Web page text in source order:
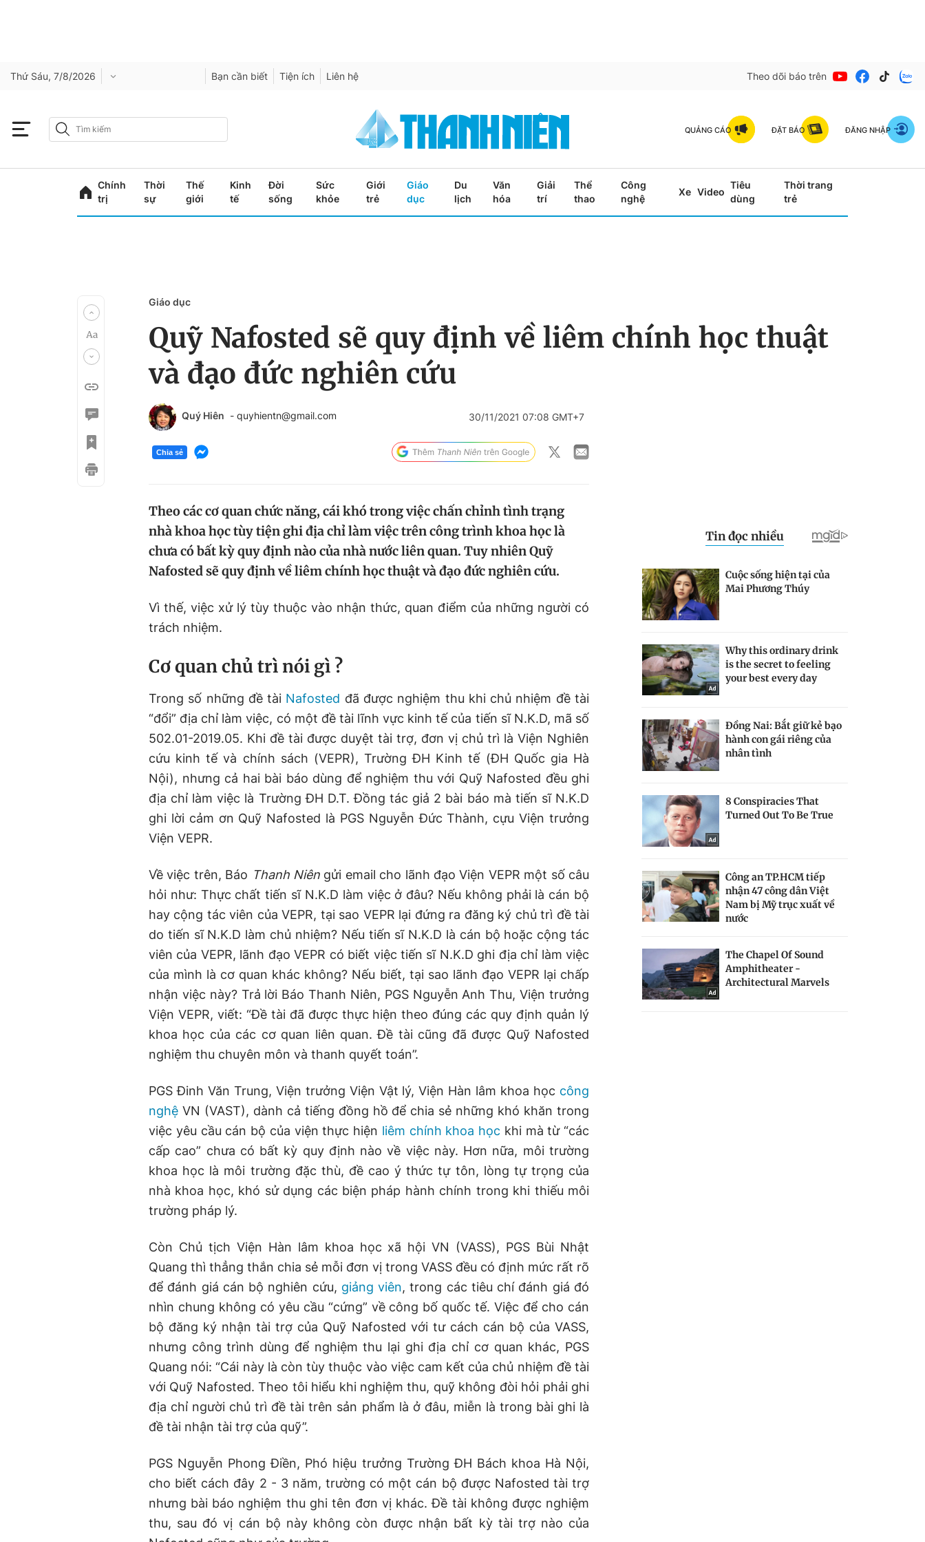
Thứ Sáu, 7/8/2026 Bạn cần biết Tiện ích Liên hệ Theo dõi báo trên
QUẢNG CÁO ĐẶT BÁO ĐĂNG NHẬP
Chính
trị
Thời
sự
Thế
giới
Kinh
tế
Đời
sống
Sức
khỏe
Giới
trẻ
Giáo
dục
Du
lịch
Văn
hóa
Giải
trí
Thể
thao
Công
nghệ
Xe Video
Tiêu
dùng
Thời trang
trẻ
Giáo dục
Quỹ Nafosted sẽ quy định về liêm chính học thuật
và đạo đức nghiên cứu
Quý Hiên - quyhientn@gmail.com 30/11/2021 07:08 GMT+7
Chia sẻ
Theo các cơ quan chức năng, cái khó trong việc chấn chỉnh tình trạng
nhà khoa học tùy tiện ghi địa chỉ làm việc trên công trình khoa học là
chưa có bất kỳ quy định nào của nhà nước liên quan. Tuy nhiên Quỹ
Nafosted sẽ quy định về liêm chính học thuật và đạo đức nghiên cứu.
Vì thế, việc xử lý tùy thuộc vào nhận thức, quan điểm của những người có
trách nhiệm.
Cơ quan chủ trì nói gì ?
Trong số những đề tài Nafosted đã được nghiệm thu khi chủ nhiệm đề tài
“đổi” địa chỉ làm việc, có một đề tài lĩnh vực kinh tế của tiến sĩ N.K.D, mã số
502.01-2019.05. Khi đề tài được duyệt tài trợ, đơn vị chủ trì là Viện Nghiên
cứu kinh tế và chính sách (VEPR), Trường ĐH Kinh tế (ĐH Quốc gia Hà
Nội), nhưng cả hai bài báo dùng để nghiệm thu với Quỹ Nafosted đều ghi
địa chỉ làm việc là Trường ĐH D.T. Đồng tác giả 2 bài báo mà tiến sĩ N.K.D
ghi lời cảm ơn Quỹ Nafosted là PGS Nguyễn Đức Thành, cựu Viện trưởng
Viện VEPR.
Về việc trên, Báo Thanh Niên gửi email cho lãnh đạo Viện VEPR một số câu
hỏi như: Thực chất tiến sĩ N.K.D làm việc ở đâu? Nếu không phải là cán bộ
hay cộng tác viên của VEPR, tại sao VEPR lại đứng ra đăng ký chủ trì đề tài
do tiến sĩ N.K.D làm chủ nhiệm? Nếu tiến sĩ N.K.D là cán bộ hoặc cộng tác
viên của VEPR, lãnh đạo VEPR có biết việc tiến sĩ N.K.D ghi địa chỉ làm việc
của mình là cơ quan khác không? Nếu biết, tại sao lãnh đạo VEPR lại chấp
nhận việc này? Trả lời Báo Thanh Niên, PGS Nguyễn Anh Thu, Viện trưởng
Viện VEPR, viết: “Đề tài đã được thực hiện theo đúng các quy định quản lý
khoa học của các cơ quan liên quan. Đề tài cũng đã được Quỹ Nafosted
nghiệm thu chuyên môn và thanh quyết toán”.
PGS Đinh Văn Trung, Viện trưởng Viện Vật lý, Viện Hàn lâm khoa học công
nghệ VN (VAST), dành cả tiếng đồng hồ để chia sẻ những khó khăn trong
việc yêu cầu cán bộ của viện thực hiện liêm chính khoa học khi mà từ “các
cấp cao” chưa có bất kỳ quy định nào về việc này. Hơn nữa, môi trường
khoa học là môi trường đặc thù, đề cao ý thức tự tôn, lòng tự trọng của
nhà khoa học, khó sử dụng các biện pháp hành chính trong khi thiếu môi
trường pháp lý.
Còn Chủ tịch Viện Hàn lâm khoa học xã hội VN (VASS), PGS Bùi Nhật
Quang thì thẳng thắn chia sẻ mỗi đơn vị trong VASS đều có định mức rất rõ
để đánh giá cán bộ nghiên cứu, giảng viên, trong các tiêu chí đánh giá đó
nhìn chung không có yêu cầu “cứng” về công bố quốc tế. Việc để cho cán
bộ đăng ký nhận tài trợ của Quỹ Nafosted với tư cách cán bộ của VASS,
nhưng công trình dùng để nghiệm thu lại ghi địa chỉ cơ quan khác, PGS
Quang nói: “Cái này là còn tùy thuộc vào việc cam kết của chủ nhiệm đề tài
với Quỹ Nafosted. Theo tôi hiểu khi nghiệm thu, quỹ không đòi hỏi phải ghi
địa chỉ người chủ trì đề tài trên sản phẩm là ở đâu, miễn là trong bài ghi là
đề tài nhận tài trợ của quỹ”.
PGS Nguyễn Phong Điền, Phó hiệu trưởng Trường ĐH Bách khoa Hà Nội,
cho biết cách đây 2 - 3 năm, trường có một cán bộ được Nafosted tài trợ
nhưng bài báo nghiệm thu ghi tên đơn vị khác. Đề tài không được nghiệm
thu, sau đó vị cán bộ này không còn được nhận bất kỳ tài trợ nào của